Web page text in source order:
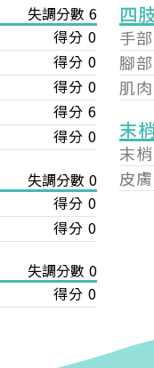
失調分數 6
得分 0
得分 0
得分 0
得分 6
得分 0
失調分數 0
得分 0
得分 0
失調分數 0
得分 0
四
手部
腳部
肌肉
末
末梢
皮膚